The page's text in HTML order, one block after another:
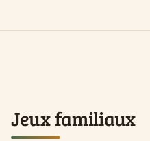
Jeux familiaux